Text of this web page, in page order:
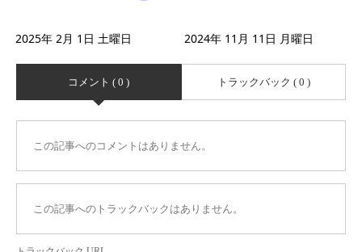
2025年 2月 1日 土曜日 2024年 11月 11日 月曜日
コメント ( 0 ) トラックバック ( 0 )
この記事へのコメントはありません。
この記事へのトラックバックはありません。